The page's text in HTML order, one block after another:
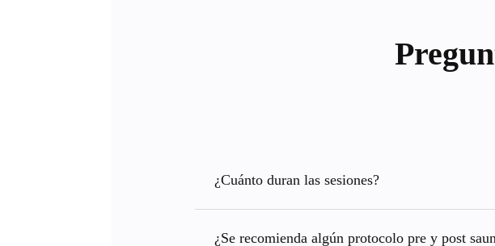
¿Cuánto duran las sesiones?
Depende del programa, pueden ser de 30-40
¿Se recomienda algún protocolo pre y post